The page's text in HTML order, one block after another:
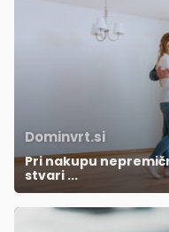
Dominvrt.si
Pri nakupu
stvari ...